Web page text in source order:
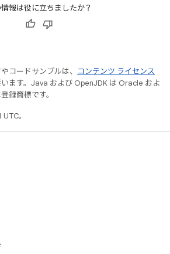
情報は役に立ちましたか？
コードサンプルは、
コンテンツ ライセンス
ます。Java および OpenJDK は Oracle およ
録商標です。
。